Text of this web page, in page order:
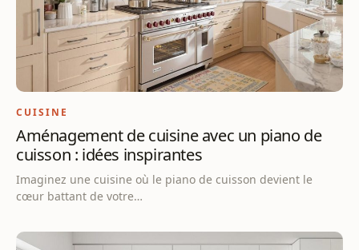
CUISINE
Aménagement de cuisine avec un piano de
cuisson : idées inspirantes
Imaginez une cuisine où le piano de cuisson devient le
cœur battant de votre…